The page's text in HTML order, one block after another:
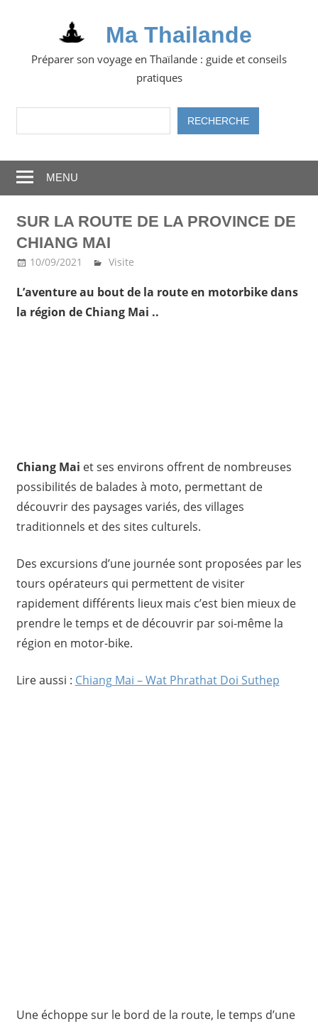
Ma Thailande
Préparer son voyage en Thaïlande : guide et conseils
pratiques
RechercherRECHERCHE
MENU
SUR LA ROUTE DE LA PROVINCE DE
CHIANG MAI
10/09/2021 Ma Thailande
Visite
L’aventure au bout de la route en motorbike dans
la région de Chiang Mai ..
​Chiang Mai et ses environs offrent de nombreuses
possibilités de balades à moto, permettant de
découvrir des paysages variés, des villages
traditionnels et des sites culturels.
Des excursions d’une journée sont proposées par les
tours opérateurs qui permettent de visiter
rapidement différents lieux mais c’est bien mieux de
prendre le temps et de découvrir par soi-même la
région en motor-bike.
Lire aussi : Chiang Mai – Wat Phrathat Doi Suthep
Une échoppe sur le bord de la route, le temps d’une